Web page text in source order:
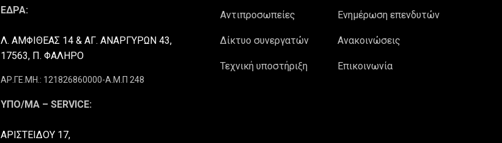
ΕΔΡΑ:
Λ. ΑΜΦΙΘΕΑΣ 14 & ΑΓ. ΑΝΑΡΓΥΡΩΝ 43,
17563, Π. ΦΑΛΗΡΟ
ΑΡ.ΓΕ.ΜΗ.: 121826860000-Α.Μ.Π 248
ΥΠΟ/ΜΑ – SERVICE:
ΑΡΙΣΤΕΙΔΟΥ 17,
Αντιπροσωπείες
Δίκτυο συνεργατών
Τεχνική υποστήριξη
Ενημέρωση επενδυτών
Ανακοινώσεις
Επικοινωνία